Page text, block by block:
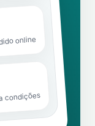
online
condições